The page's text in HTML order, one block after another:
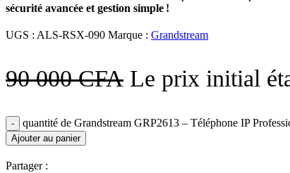
sécurité avancée et gestion simple !
UGS : ALS-RSX-090 Marque : Grandstream
90 000CFA Le prix initial
quantité de Grandstream GRP2613 – Téléphone IP
Ajouter au panier
Partager :